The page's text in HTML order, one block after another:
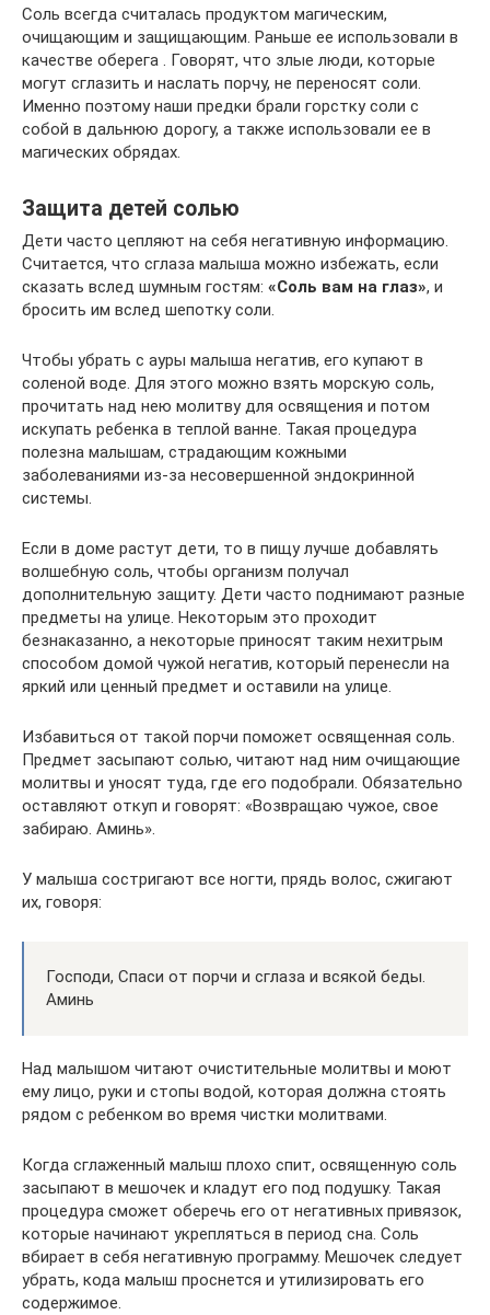
Соль всегда считалась продуктом магическим,
очищающим и защищающим. Раньше ее использовали в
качестве оберега . Говорят, что злые люди, которые
могут сглазить и наслать порчу, не переносят соли.
Именно поэтому наши предки брали горстку соли с
собой в дальнюю дорогу, а также использовали ее в
магических обрядах.
Защита детей солью
Дети часто цепляют на себя негативную информацию.
Считается, что сглаза малыша можно избежать, если
сказать вслед шумным гостям: «Соль вам на глаз», и
бросить им вслед шепотку соли.
Чтобы убрать с ауры малыша негатив, его купают в
соленой воде. Для этого можно взять морскую соль,
прочитать над нею молитву для освящения и потом
искупать ребенка в теплой ванне. Такая процедура
полезна малышам, страдающим кожными
заболеваниями из-за несовершенной эндокринной
системы.
Если в доме растут дети, то в пищу лучше добавлять
волшебную соль, чтобы организм получал
дополнительную защиту. Дети часто поднимают разные
предметы на улице. Некоторым это проходит
безнаказанно, а некоторые приносят таким нехитрым
способом домой чужой негатив, который перенесли на
яркий или ценный предмет и оставили на улице.
Избавиться от такой порчи поможет освященная соль.
Предмет засыпают солью, читают над ним очищающие
молитвы и уносят туда, где его подобрали. Обязательно
оставляют откуп и говорят: «Возвращаю чужое, свое
забираю. Аминь».
У малыша состригают все ногти, прядь волос, сжигают
их, говоря:
Господи, Спаси от порчи и сглаза и всякой беды.
Аминь
Над малышом читают очистительные молитвы и моют
ему лицо, руки и стопы водой, которая должна стоять
рядом с ребенком во время чистки молитвами.
Когда сглаженный малыш плохо спит, освященную соль
засыпают в мешочек и кладут его под подушку. Такая
процедура сможет оберечь его от негативных привязок,
которые начинают укрепляться в период сна. Соль
вбирает в себя негативную программу. Мешочек следует
убрать, кода малыш проснется и утилизировать его
содержимое.